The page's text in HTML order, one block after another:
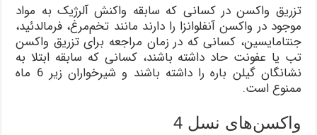
تزریق واکسن در کسانی که سابقه واکنش آلرژیک به مواد
موجود در واکسن آنفلوانزا را دارند مانند تخم‌مرغ، فرمالدئید،
جنتامایسین، کسانی که در زمان مراجعه برای تزریق واکسن
تب یا عفونت حاد داشته باشند، کسانی که سابقه ابتلا به
نشانگان گیلن باره را داشته باشند و شیرخواران زیر 6 ماه
ممنوع است.
واکسن‌های نسل 4